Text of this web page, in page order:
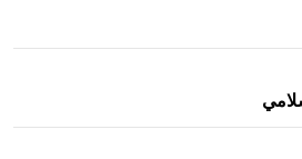
من الفنون الهندسية التي ارتبطت